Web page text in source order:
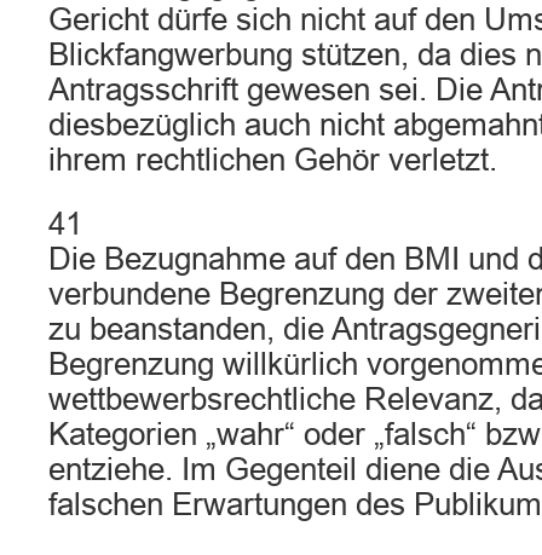
Gericht dürfe sich nicht auf den
Blickfangwerbung stützen, da dies
Antragsschrift gewesen sei. Die
diesbezüglich auch nicht
ihrem rechtlichen Gehör verletzt.
41
Die Bezugnahme auf den BMI und
verbundene Begrenzung der
zu beanstanden, die
Begrenzung willkürlich
wettbewerbsrechtliche Relevanz,
Kategorien „wahr“ oder „falsch“
entziehe. Im Gegenteil diene die
falschen Erwartungen des